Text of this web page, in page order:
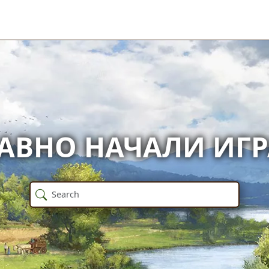
НАЧАЛИ